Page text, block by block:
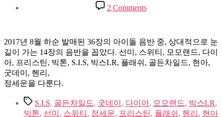
date
2 Commentson
1st
2017
년
8
월
2017년 8월 하순 발매된 36장의 아이돌 음반 중, 상대적으로 눈
길이 가는 14장의 음반을 꼽았다. 선미, 스위티, 모모랜드, 다이
아, 프리스틴, 빅톤, S.I.S, 빅스LR, 플래쉬, 골든차일드, 현아,
굿데이, 헨리,
정세운을 다룬다.
TagsS.I.S, 골든차일드, 굿데이 , 다이아, 모모랜드, 빅스LR,
빅톤, 선미 , 스위티 , 정세운, 프리스틴, 플래쉬 , 헨리 , 현아